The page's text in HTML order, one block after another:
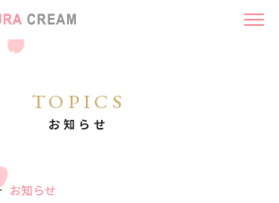
TOPICS
お知らせ
お知らせ